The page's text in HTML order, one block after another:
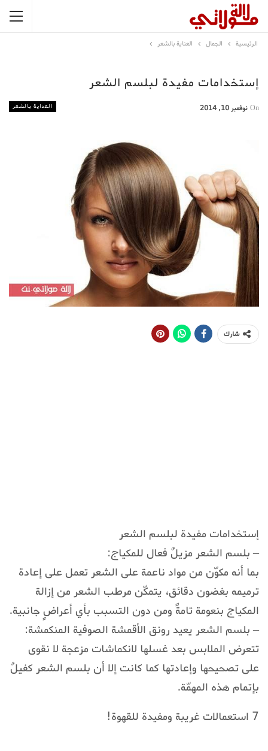
الرئيسية الجمال العناية بالشعر
إستخدامات مفيدة لبلسم الشعر
العناية بالشعر On نوفمبر 10, 2014
شارك
إستخدامات مفيدة لبلسم الشعر
– بلسم الشعر مزيلٌ فعال للمكياج:
بما أنه مكوّن من مواد ناعمة على الشعر تعمل على إعادة
ترميمه بغضون دقائق، يتمكّن مرطب الشعر من إزالة
المكياج بنعومة تامةً ومن دون التسبب بأي أعراضٍ جانبية.
– بلسم الشعر يعيد رونق الأقمشة الصوفية المنكمشة:
تتعرض الملابس بعد غسلها لانكماشات مزعجة لا نقوى
على تصحيحها وإعادتها كما كانت إلا أن بلسم الشعر كفيلٌ
بإتمام هذه المهمّة.
7 استعمالات غريبة ومفيدة للقهوة!